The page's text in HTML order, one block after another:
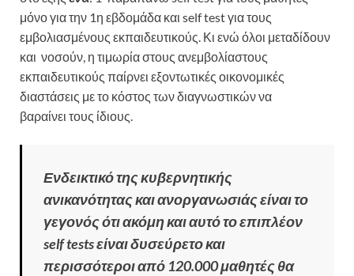
μόνο για την 1η εβδομάδα και self test για τους
εμβολιασμένους εκπαιδευτικούς. Κι ενώ όλοι μεταδίδουν
και νοσούν, η τιμωρία στους ανεμβολίαστους
εκπαιδευτικούς παίρνει εξοντωτικές οικονομικές
διαστάσεις με το κόστος των διαγνωστικών να
βαραίνει τους ίδιους.
Ενδεικτικό της κυβερνητικής
ανικανότητας και ανοργανωσιάς είναι το
γεγονός ότι ακόμη και αυτό το επιπλέον
self tests είναι δυσεύρετο και
περισσότεροι από 120.000 μαθητές θα